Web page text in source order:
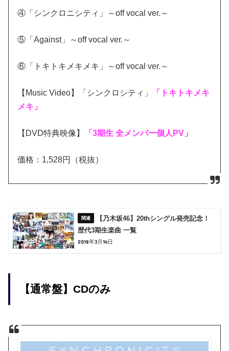
④「シンクロニシティ」～off vocal ver.～
⑤「Against」～off vocal ver.～
⑥「トキトキメキメキ」～off vocal ver.～
【Music Video】「シンクロシティ」
「トキトキメキ
メキ」
【DVD特典映像】 「3期生 全メンバー個人PV」
価格：1,528円（税抜）
【乃木坂46】20thシングル発売記念！
歴代3期生楽曲 一覧
2018年3月14日
【通常盤】CDのみ